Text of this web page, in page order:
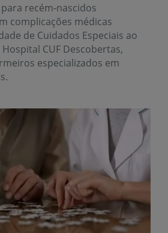
recém-nascidos
complicações médicas
de Cuidados Especiais ao
CUF Descobertas,
especializados em